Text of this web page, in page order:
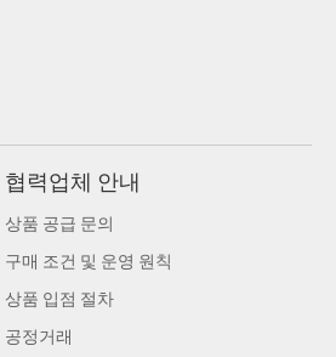
협력업체 안내
상품 공급 문의
구매 조건 및 운영 원칙
상품 입점 절차
공정거래